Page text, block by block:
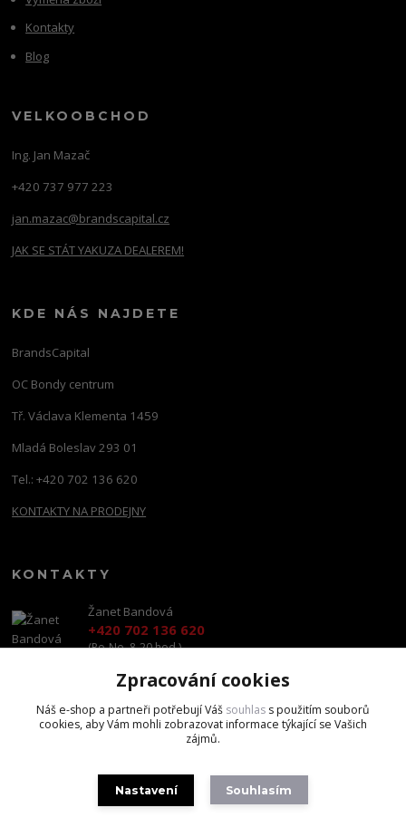
Kontakty
Blog
VELKOOBCHOD
Ing. Jan Mazač
+420 737 977 223
jan.mazac@brandscapital.cz
JAK SE STÁT YAKUZA DEALEREM!
KDE NÁS NAJDETE
BrandsCapital
OC Bondy centrum
Tř. Václava Klementa 1459
Mladá Boleslav 293 01
Tel.: +420 702 136 620
KONTAKTY NA PRODEJNY
KONTAKTY
Žanet Bandová
+420 702 136 620
(Po-Ne, 8-20 hod.)
shop@brandscapital.cz
Zpracování cookies
Náš e-shop a partneři potřebují Váš souhlas s použitím souborů
cookies, aby Vám mohli zobrazovat informace týkající se Vašich
zájmů.
Nastavení Souhlasím